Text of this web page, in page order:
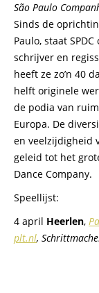
São Paulo
Sinds de
Paulo, staat
schrijver en
heeft ze zo’n 40
helft originele
de podia van
Europa. De
en veelzijdigheid
geleid tot het
Dance Company.
Speellijst:
4 april Heerlen,
plt.nl,